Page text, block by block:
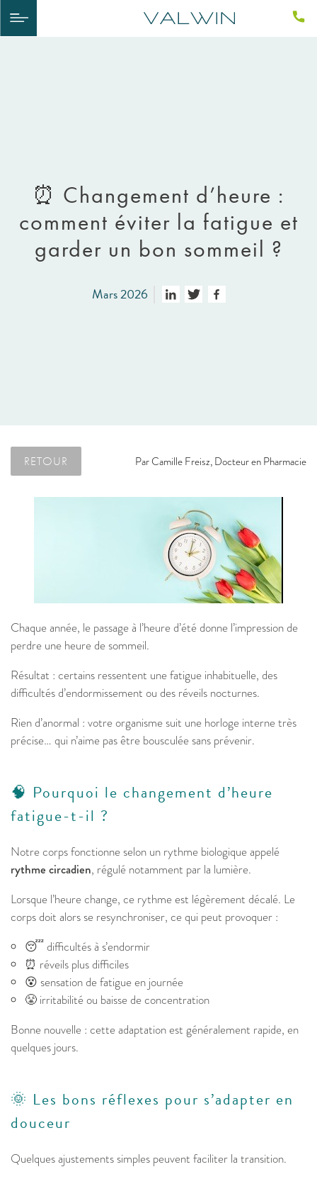
⏰ Changement d’heure :
comment éviter la fatigue et
garder un bon sommeil ?
Mars 2026
RETOUR ParCamille Freisz, Docteur en Pharmacie
Chaque année, le passage à l’heure d’été donne l’impression de
perdre une heure de sommeil.
Résultat : certains ressentent une fatigue inhabituelle, des
difficultés d’endormissement ou des réveils nocturnes.
Rien d’anormal : votre organisme suit une horloge interne très
précise… qui n’aime pas être bousculée sans prévenir.
🧠 Pourquoi le changement d’heure
fatigue-t-il ?
Notre corps fonctionne selon un rythme biologique appelé
rythme circadien, régulé notamment par la lumière.
Lorsque l’heure change, ce rythme est légèrement décalé. Le
corps doit alors se resynchroniser, ce qui peut provoquer :
😴 difficultés à s’endormir
⏰ réveils plus difficiles
😵 sensation de fatigue en journée
😤 irritabilité ou baisse de concentration
Bonne nouvelle : cette adaptation est généralement rapide, en
quelques jours.
🌞 Les bons réflexes pour s’adapter en
douceur
Quelques ajustements simples peuvent faciliter la transition.